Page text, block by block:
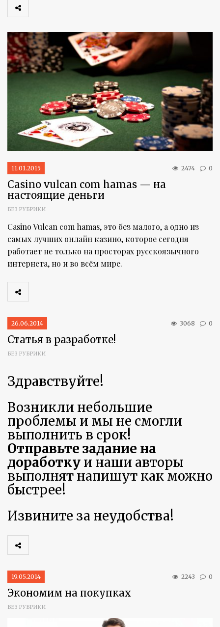
11.01.2015 2474 0
Casino vulcan com hamas — на
настоящие деньги
БЕЗ РУБРИКИ
Casino Vulсan com hamas, это без малого, а одно из
самых лучших онлайн казино, которое сегодня
работает не только на просторах русскоязычного
интернета, но и во всём мире.
26.06.2014 3068 0
Статья в разработке!
БЕЗ РУБРИКИ
Здравствуйте!
Возникли небольшие
проблемы и мы не смогли
выполнить в срок!
Отправьте задание на
доработку и наши авторы
выполнят напишут как можно
быстрее!
Извините за неудобства!
19.05.2014 2243 0
Экономим на покупках
БЕЗ РУБРИКИ